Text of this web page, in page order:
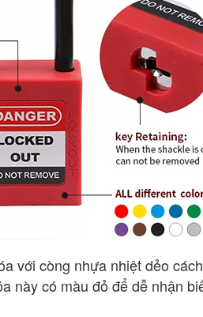
với còng nhựa nhiệt dẻo
này có màu đỏ để dễ nhận